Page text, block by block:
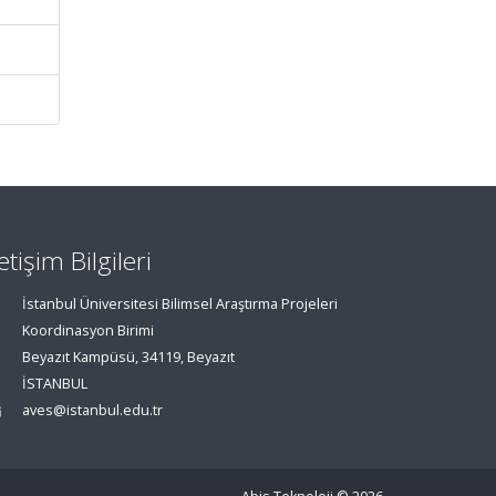
Bilgileri
İstanbul Üniversitesi Bilimsel Araştırma Projeleri
Koordinasyon Birimi
Beyazıt Kampüsü, 34119, Beyazıt
İSTANBUL
aves@istanbul.edu.tr